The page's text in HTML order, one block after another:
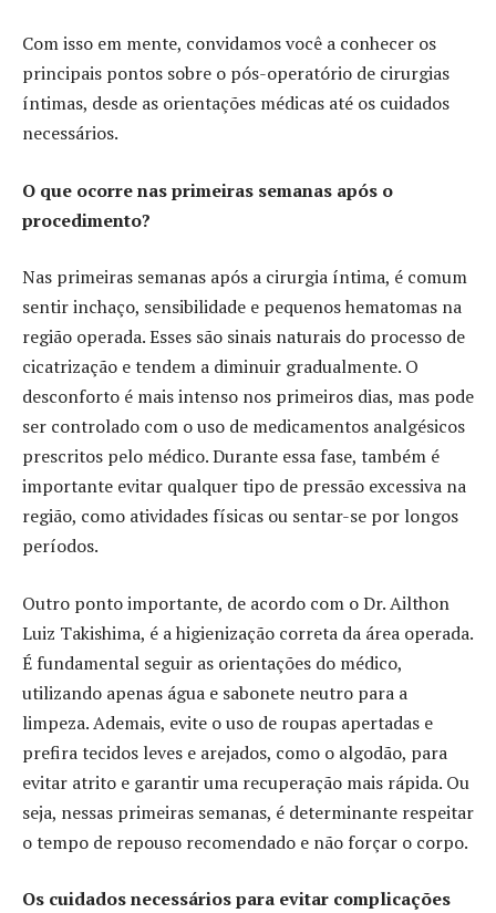
Com isso em mente, convidamos você a conhecer os
principais pontos sobre o pós-operatório de cirurgias
íntimas, desde as orientações médicas até os cuidados
necessários.
O que ocorre nas primeiras semanas após o
procedimento?
Nas primeiras semanas após a cirurgia íntima, é comum
sentir inchaço, sensibilidade e pequenos hematomas na
região operada. Esses são sinais naturais do processo de
cicatrização e tendem a diminuir gradualmente. O
desconforto é mais intenso nos primeiros dias, mas pode
ser controlado com o uso de medicamentos analgésicos
prescritos pelo médico. Durante essa fase, também é
importante evitar qualquer tipo de pressão excessiva na
região, como atividades físicas ou sentar-se por longos
períodos.
Outro ponto importante, de acordo com o Dr. Ailthon
Luiz Takishima, é a higienização correta da área operada.
É fundamental seguir as orientações do médico,
utilizando apenas água e sabonete neutro para a
limpeza. Ademais, evite o uso de roupas apertadas e
prefira tecidos leves e arejados, como o algodão, para
evitar atrito e garantir uma recuperação mais rápida. Ou
seja, nessas primeiras semanas, é determinante respeitar
o tempo de repouso recomendado e não forçar o corpo.
Os cuidados necessários para evitar complicações